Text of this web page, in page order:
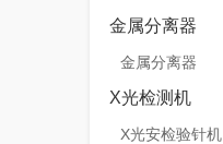
金属分离器
金属分离器
X光检测机
X光安检验针机